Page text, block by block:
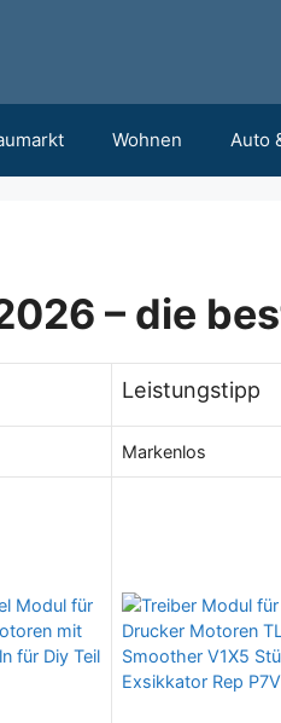
Wohnen Auto
– die
Leistungstipp
Markenlos